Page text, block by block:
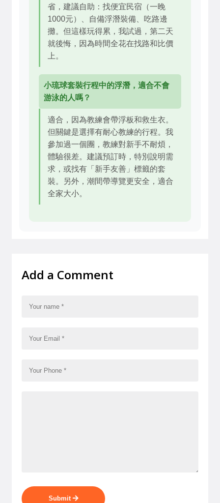
省，建議自助：找便宜民宿（一晚
1000元）、自備浮潛裝備、吃路邊
攤。但這樣玩得累，我試過，第二天
就後悔，因為時間全花在找路和比價
上。
小琉球套裝行程中的浮潛，適合不會
游泳的人嗎？
適合，因為教練會帶浮板和救生衣。
但關鍵是選擇有耐心教練的行程。我
參加過一個團，教練對新手不耐煩，
體驗很差。建議預訂時，特別說明需
求，或找有「新手友善」標籤的套
裝。另外，潮間帶導覽更安全，適合
全家大小。
Add a Comment
Submit